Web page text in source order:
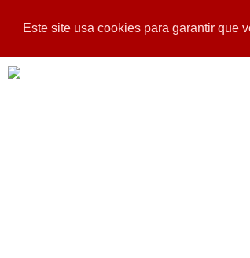
Este site usa cookies para garantir que